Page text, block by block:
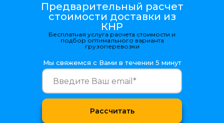
Предварительный расчет
стоимости доставки из
КНР
Бесплатная услуга расчета стоимости и
подбор оптимального варианта
грузоперевозки
Рассчитать
Мы свяжемся с Вами в течении 5 минут